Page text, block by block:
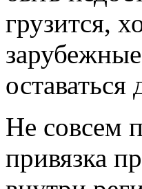
грузится,
Не совсем
привязка